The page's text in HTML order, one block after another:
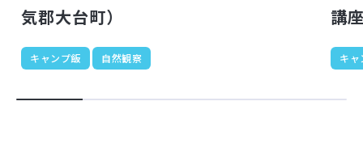
気郡大台町）
キャンプ飯 自然観察
講
キャ